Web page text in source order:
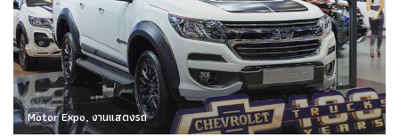
Motor Expo, งานแสดงรถ